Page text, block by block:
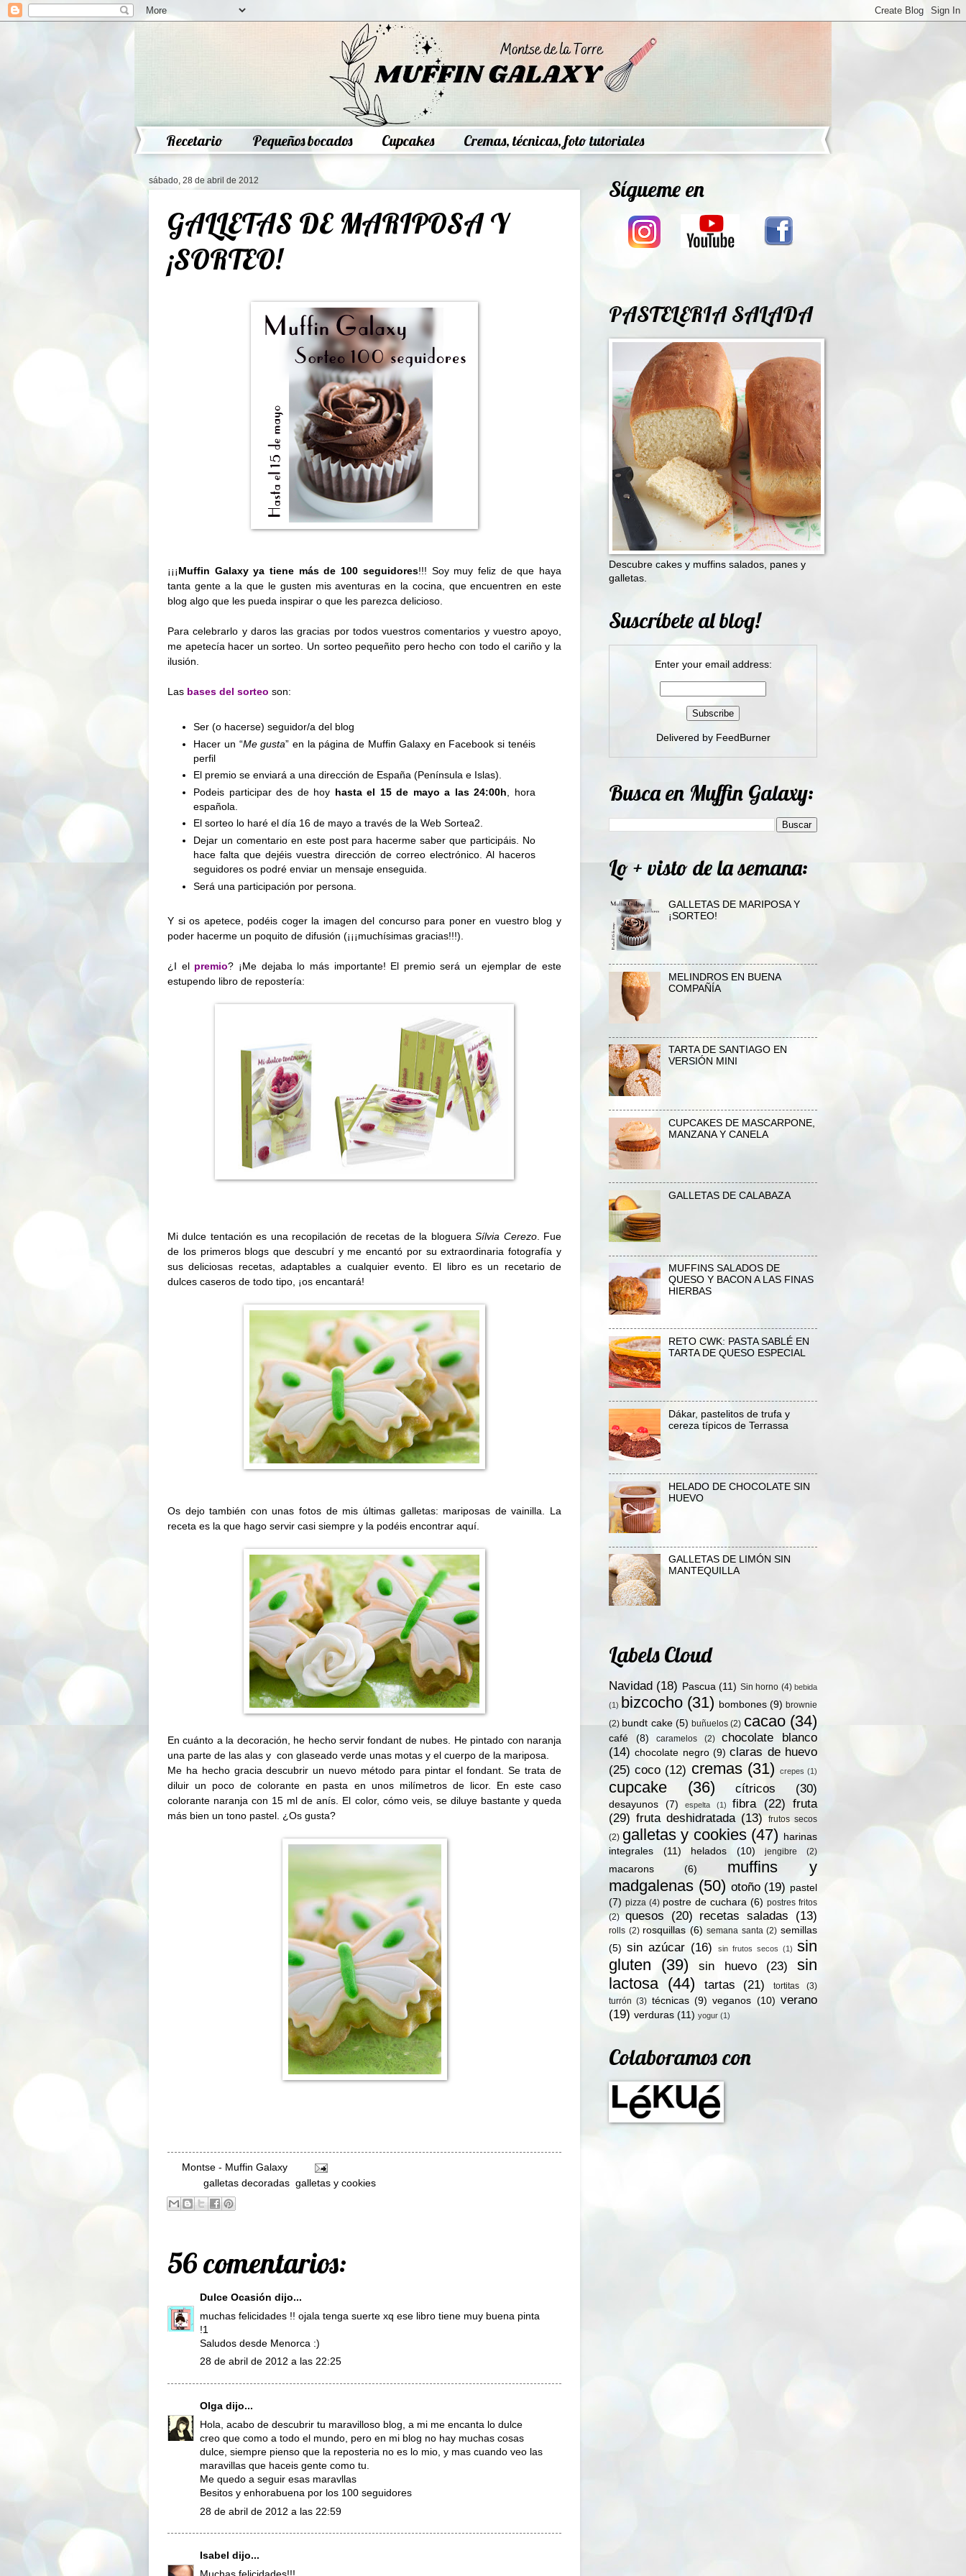
Recetario Pequeños bocados Cupcakes Cremas, técnicas, foto tutoriales
sábado, 28 de abril de 2012
GALLETAS DE MARIPOSA Y
¡SORTEO!
¡¡¡Muffin Galaxy ya tiene más de 100 seguidores!!! Soy muy feliz de que haya
tanta gente a la que le gusten mis aventuras en la cocina, que encuentren en este
blog algo que les pueda inspirar o que les parezca delicioso.
Para celebrarlo y daros las gracias por todos vuestros comentarios y vuestro apoyo,
me apetecía hacer un sorteo. Un sorteo pequeñito pero hecho con todo el cariño y la
ilusión.
Las bases del sorteo son:
Ser (o hacerse) seguidor/a del blog
Hacer un “Me gusta” en la página de Muffin Galaxy en Facebook si tenéis
perfil
El premio se enviará a una dirección de España (Península e Islas).
Podeis participar des de hoy hasta el 15 de mayo a las 24:00h , hora
española.
El sorteo lo haré el día 16 de mayo a través de la WebSortea2.
Dejar un comentario en este post para hacerme saber que participáis. No
hace falta que dejéis vuestra dirección de correo electrónico. Al haceros
seguidores os podré enviar un mensaje enseguida.
Será una participación por persona.
Y si os apetece, podéis coger la imagen del concurso para poner en vuestro blog y
poder hacerme un poquito de difusión (¡¡¡muchísimas gracias!!!).
¿I el premio? ¡Me dejaba lo más importante! El premio será un ejemplar de este
estupendo libro de repostería:
Mi dulce tentación es una recopilación de recetas de la blogueraSílvia Cerezo. Fue
de los primeros blogs que descubrí y me encantó por su extraordinaria fotografía y
sus deliciosas recetas, adaptables a cualquier evento. El libro es un recetario de
dulces caseros de todo tipo, ¡os encantará!
Os dejo también con unas fotos de mis últimas galletas: mariposas de vainilla. La
receta es la que hago servir casi siempre y la podéis encontrar aquí
En cuánto a la decoración, he hecho servir fondant de nubes. He pintado con naranja
una parte de las alas y con glaseado verde unas motas y el cuerpo de la mariposa.
Me ha hecho gracia descubrir un nuevo método para pintar el fondant. Se trata de
diluir un poco de colorante en pasta en unos milímetros de licor. En este caso
colorante naranja con 15 ml de anís. El color, cómo veis, se diluye bastante y queda
más bien un tono pastel. ¿Os gusta?
Montse - Muffin Galaxy
galletas decoradas galletas y cookies
56 comentarios:
Dulce Ocasión dijo...
muchas felicidades !! ojala tenga suerte xq ese libro tiene muy buena pinta
!1
Saludos desde Menorca :)
28 de abril de 2012 a las 22:25
Olga dijo...
Hola, acabo de descubrir tu maravilloso blog, a mi me encanta lo dulce
creo que como a todo el mundo, pero en mi blog no hay muchas cosas
dulce, siempre pienso que la reposteria no es lo mio, y mas cuando veo las
maravillas que haceis gente como tu.
Me quedo a seguir esas maravllas
Besitos y enhorabuena por los 100 seguidores
28 de abril de 2012 a las 22:59
Isabel dijo...
Sígueme en
PASTELERIA SALADA
Descubre cakes y muffins salados, panes y
galletas.
Suscríbete al blog!
Enter your email address:
Delivered by FeedBurner
Busca en Muffin Galaxy:
Lo + visto de la semana:
GALLETAS DE MARIPOSA Y
¡SORTEO!
MELINDROS EN BUENA
COMPAÑÍA
TARTA DE SANTIAGO EN
VERSIÓN MINI
CUPCAKES DE MASCARPONE,
MANZANA Y CANELA
GALLETAS DE CALABAZA
MUFFINS SALADOS DE
QUESO Y BACON A LAS FINAS
HIERBAS
RETO CWK: PASTA SABLÉ EN
TARTA DE QUESO ESPECIAL
Dákar, pastelitos de trufa y
cereza típicos de Terrassa
HELADO DE CHOCOLATE SIN
HUEVO
GALLETAS DE LIMÓN SIN
MANTEQUILLA
Labels Cloud
Navidad (18) Pascua (11) Sin horno (4) bebida
(1) bizcocho (31) bombones (9) brownie
(2) bundt cake (5) buñuelos (2) cacao (34)
café (8) caramelos (2)
chocolate blanco
(14) chocolate negro (9) claras de huevo
(25) coco (12) cremas (31) crepes (1)
cupcake (36) cítricos (30)
desayunos (7) espelta (1) fibra (22) fruta
(29) fruta deshidratada (13)
frutos secos
(2) galletas y cookies (47)
harinas
integrales
(11) helados (10) jengibre (2)
macarons (6)
muffins y
madgalenas (50) otoño (19) pastel
(7) pizza (4) postre de cuchara (6) postres fritos
(2) quesos (20) recetas saladas (13)
rolls (2) rosquillas (6) semana santa (2) semillas
(5) sin azúcar (16) sin frutos secos (1) sin
gluten
(39) sin huevo (23)
sin
lactosa (44) tartas (21) tortitas
(3)
turrón (3) técnicas (9) veganos (10) verano
(19) verduras (11) yogur (1)
Colaboramos con